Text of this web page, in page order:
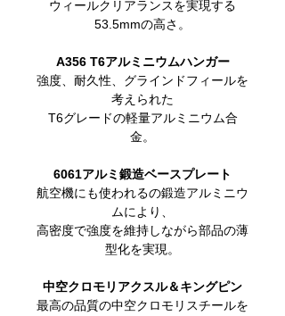
ウィールクリアランスを実現する
53.5mmの高さ。
A356 T6アルミニウムハンガー
強度、耐久性、グラインドフィールを
考えられた
T6グレードの軽量アルミニウム合
金。
6061アルミ鍛造ベースプレート
航空機にも使われるの鍛造アルミニウ
ムにより、
高密度で強度を維持しながら部品の薄
型化を実現。
中空クロモリアクスル＆キングピン
最高の品質の中空クロモリスチールを